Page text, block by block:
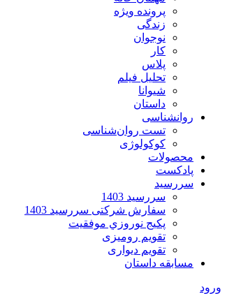
پرونده ویژه
زندگی
نوجوان
کار
پلاس
تحلیل فیلم
شیوانا
داستان
روانشناسی
تست روان‌شناسی
کوکولوژی
محصولات
پادکست
سررسید
سررسید 1403
سفارش شرکتی سررسید 1403
پکيج نوروزي موفقيت
تقویم رومیزی
تقویم دیواری
مسابقه داستان
ورود